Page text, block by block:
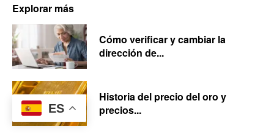
Explorar más
Cómo verificar y cambiar la
dirección de...
Historia del precio del oro y
precios...
ES